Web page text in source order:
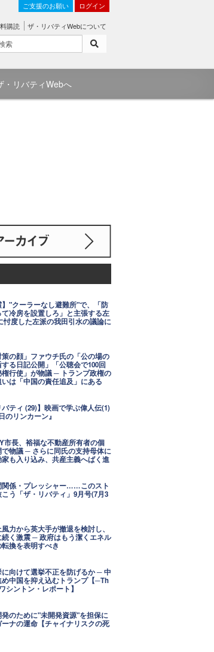
ご支援のお願い ログイン
購読 ザ・リバティWebについて
・リバティWebへ
】"クーラーなし避難所"で、「防
冷房を設置しろ」と主張する左
忖度した左派の我田引水の議論に
策の顔」ファウチ氏の「公の場の
る日記公開」「公聴会で100回
権行使」が物議 ─ トランプ政権の
は「中国の責任追及」にある
バティ (29)】映画で学ぶ偉人伝(1)
リンカーン』
市長、裕福な不動産所有者の個
で物議 ─ さらに同氏の支持母体に
も入り込み、共産主義へばく進
関係・プレッシャー……このスト
う「ザ・リバティ」9月号(7月3
力から英大手が撤退を検討し、
く激震 ─ 政府はもう潔くエネル
換を表明すべき
向けて選挙不正を防げるか ─ 中
中国を抑え込むトランプ【─Th
シントン・レポート】
発のために"未開発資源"を担保に
ナの運命【チャイナリスクの死